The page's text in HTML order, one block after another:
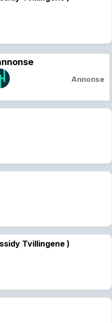
Annonse
Tvillingene )